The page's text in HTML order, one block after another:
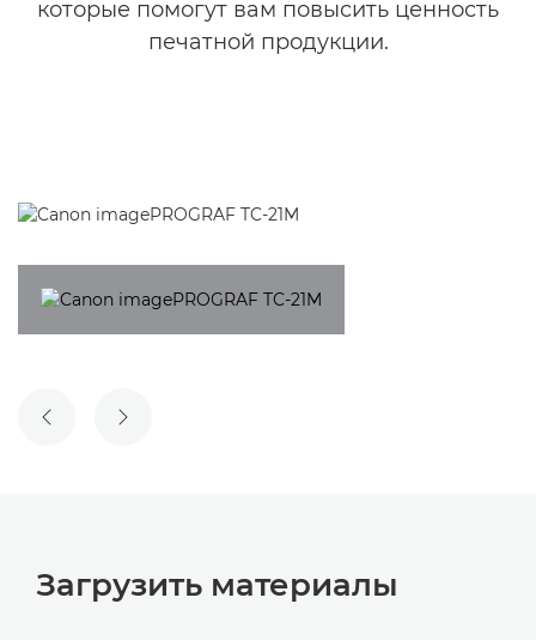
которые помогут вам повысить ценность
печатной продукции.
ПРЕДЫДУЩИЙ СЛАЙД
СЛЕДУЮЩИЙ СЛАЙД
Загрузить материалы